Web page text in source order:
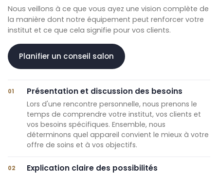
Nous veillons à ce que vous ayez une vision complète de
la manière dont notre équipement peut renforcer votre
institut et ce que cela signifie pour vos clients.
Planifier un conseil salon
01 Présentation et discussion des besoins
Lors d'une rencontre personnelle, nous prenons le
temps de comprendre votre institut, vos clients et
vos besoins spécifiques. Ensemble, nous
déterminons quel appareil convient le mieux à votre
offre de soins et à vos objectifs.
02 Explication claire des possibilités